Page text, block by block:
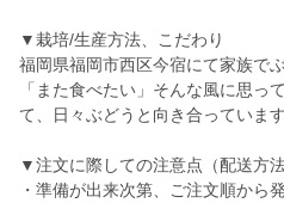
▼栽培/生産方法、こだわり
福岡県福岡市西区今宿にて家族で
「また食べたい」そんな風に思っ
て、日々ぶどうと向き合っています
▼注文に際しての注意点（配送方
・準備が出来次第、ご注文順から